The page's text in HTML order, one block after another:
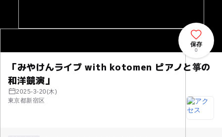
「みやけんライブ with kotomen ピアノと箏の
和洋競演」
2025-3-20(木)
東京都新宿区
保存
0